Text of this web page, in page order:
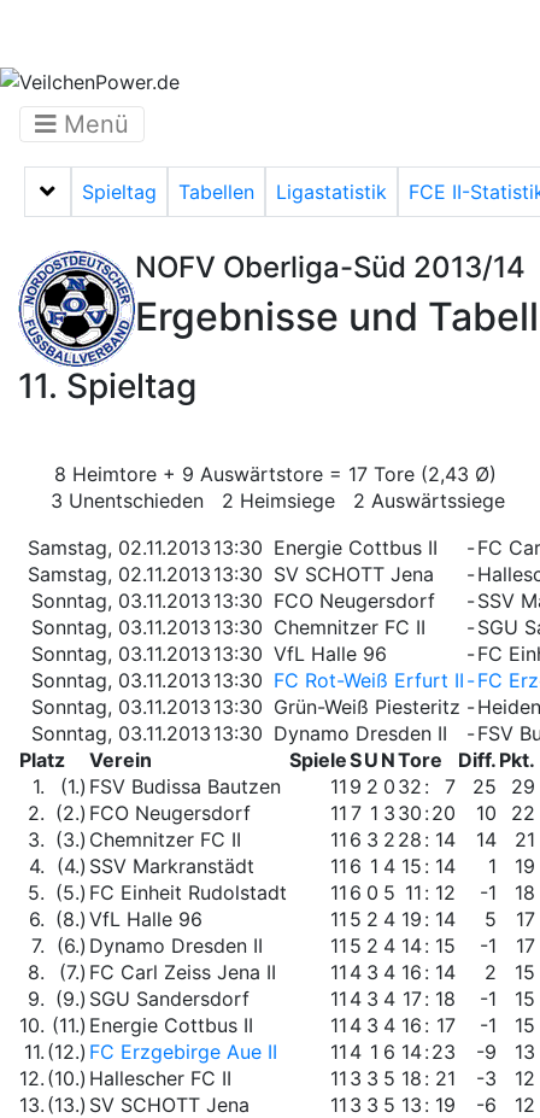
Menü
Menü auf-/zuklappen
Spieltag Tabellen Ligastatistik FCE II-
NOFV Oberliga-Süd 2013/14
Ergebnisse und
11. Spieltag
8 Heimtore + 9 Auswärtstore = 17 Tore (2,43 Ø)
3 Unentschieden 2 Heimsiege 2 Auswärtssiege
Samstag, 02.11.2013 13:30 Energie Cottbus II -FC
Samstag, 02.11.2013 13:30 SV SCHOTT Jena -
Sonntag, 03.11.2013 13:30 FCO Neugersdorf -SSV
Sonntag, 03.11.2013 13:30 Chemnitzer FC II -SGU
Sonntag, 03.11.2013 13:30 VfL Halle 96 -FC
Sonntag, 03.11.2013 13:30 FC Rot-Weiß Erfurt II -FC
Sonntag, 03.11.2013 13:30 Grün-Weiß Piesteritz -
Sonntag, 03.11.2013 13:30 Dynamo Dresden II -FSV
Platz
Verein SpieleSU NTore Diff. Pkt.
1.
(1.) FSV Budissa Bautzen 11 9 2 0 32 : 7 25
29
2. (2.) FCO Neugersdorf 11 7 1 3 30 :20 10
22
3. (3.) Chemnitzer FC II 11 6 3 2 28 : 14 14
21
4. (4.) SSV Markranstädt 11 6 1 4 15 : 14 1
19
5. (5.) FC Einheit Rudolstadt 11 6 0 5 11 : 12 -1
18
6. (8.) VfL Halle 96 11 5 2 4 19 : 14 5
17
7. (6.) Dynamo Dresden II 11 5 2 4 14: 15 -1
17
8.
(7.) FC Carl Zeiss Jena II 11 4 3 4 16 : 14 2
15
9. (9.) SGU Sandersdorf 11 4 3 4 17: 18 -1
15
10. (11.) Energie Cottbus II 11 4 3 4 16 : 17 -1
15
11. (12.) FC Erzgebirge Aue II 11 4 1 6 14:23 -9
13
12. (10.) Hallescher FC II 11 3 3 5 18 : 21 -3
12
13. (13.) SV SCHOTT Jena 11 3 3 5 13 : 19 -6
12